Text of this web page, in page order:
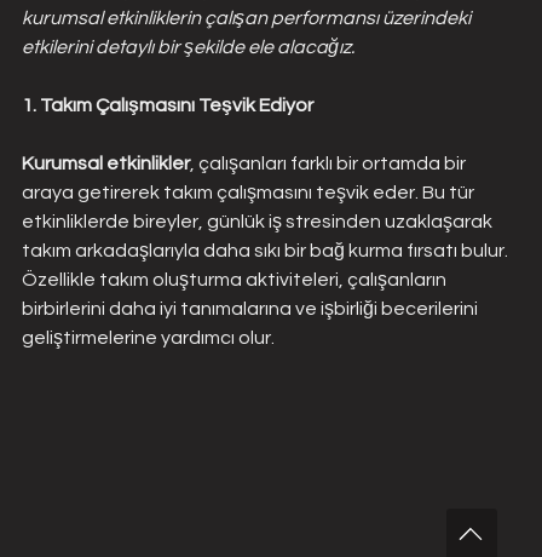
kurumsal etkinliklerin çalışan performansı üzerindeki
etkilerini detaylı bir şekilde ele alacağız.
1. Takım Çalışmasını Teşvik Ediyor
Kurumsal etkinlikler, çalışanları farklı bir ortamda bir
araya getirerek takım çalışmasını teşvik eder. Bu tür
etkinliklerde bireyler, günlük iş stresinden uzaklaşarak
takım arkadaşlarıyla daha sıkı bir bağ kurma fırsatı bulur.
Özellikle takım oluşturma aktiviteleri, çalışanların
birbirlerini daha iyi tanımalarına ve işbirliği becerilerini
geliştirmelerine yardımcı olur.